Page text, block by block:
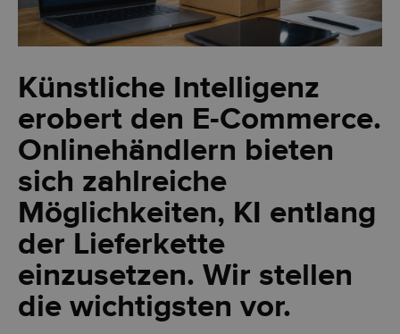
Künstliche Intelligenz
erobert den E-Commerce.
Onlinehändlern bieten
sich zahlreiche
Möglichkeiten, KI entlang
der Lieferkette
einzusetzen. Wir stellen
die wichtigsten vor.